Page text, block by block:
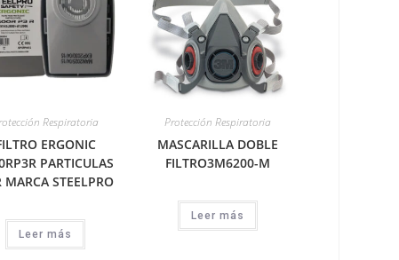
Respiratoria
ERGONIC
PARTICULAS
MARCA STEELPRO
Leer más
Protección Respiratoria
MASCARILLA DOBLE
FILTRO3M6200-M
Leer más